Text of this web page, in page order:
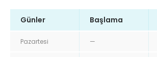
Günler Başlama
Pazartesi —